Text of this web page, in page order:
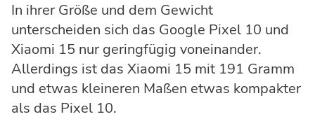
In ihrer Größe und dem Gewicht
unterscheiden sich das Google Pixel 10 und
Xiaomi 15 nur geringfügig voneinander.
Allerdings ist das Xiaomi 15 mit 191 Gramm
und etwas kleineren Maßen etwas kompakter
als das Pixel 10.